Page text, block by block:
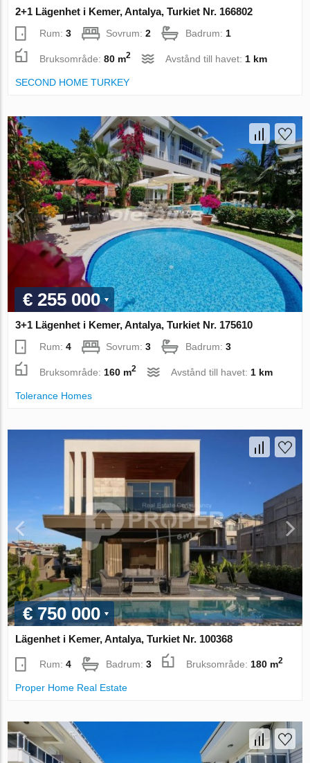
2+1 Lägenhet i Kemer, Antalya, Turkiet Nr. 166802
Rum:3 Sovrum:2 Badrum: 1
Bruksområde:80 m2 Avstånd till havet: 1 km
SECOND HOME TURKEY
€ 255 000
3+1 Lägenhet i Kemer, Antalya, Turkiet Nr. 175610
Rum:4 Sovrum:3 Badrum:3
Bruksområde: 160 m2 Avstånd till havet: 1 km
Tolerance Homes
€ 750 000
Lägenhet i Kemer, Antalya, Turkiet Nr. 100368
Rum:4 Badrum:3 Bruksområde: 180 m2
Proper Home Real Estate